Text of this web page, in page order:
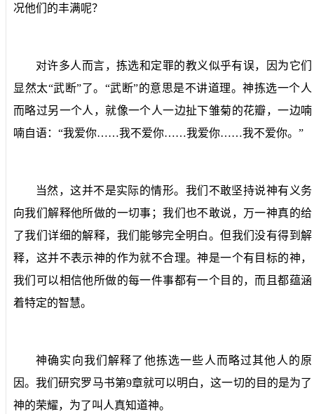
况他们的丰满呢？
对许多人而言，拣选和定罪的教义似乎有误，因为它们
显然太“武断”了。“武断”的意思是不讲道理。神拣选一个人
而略过另一个人，就像一个人一边扯下雏菊的花瓣，一边喃
喃自语：“我爱你……我不爱你……我爱你……我不爱你。”
当然，这并不是实际的情形。我们不敢坚持说神有义务
向我们解释他所做的一切事；我们也不敢说，万一神真的给
了我们详细的解释，我们能够完全明白。但我们没有得到解
释，这并不表示神的作为就不合理。神是一个有目标的神，
我们可以相信他所做的每一件事都有一个目的，而且都蕴涵
着特定的智慧。
神确实向我们解释了他拣选一些人而略过其他人的原
因。我们研究罗马书第9章就可以明白，这一切的目的是为了
神的荣耀，为了叫人真知道神。